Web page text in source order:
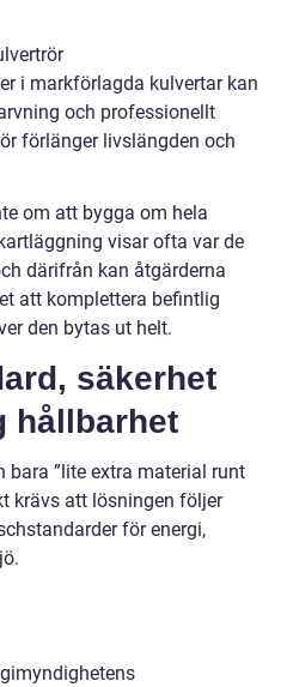
i markförlagda kulvertar kan
och professionellt
förlänger livslängden och
om att bygga om hela
visar ofta var de
därifrån kan åtgärderna
att komplettera befintlig
den bytas ut helt.
säkerhet
hållbarhet
bara ”lite extra material runt
krävs att lösningen följer
för energi,